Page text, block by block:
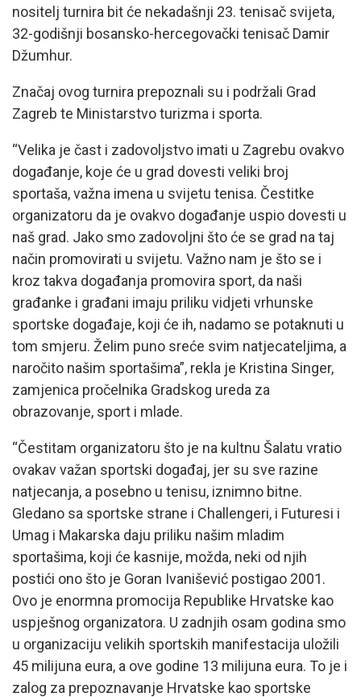
nositelj turnira bit će nekadašnji 23. tenisač svijeta,
32-godišnji bosansko-hercegovački tenisač Damir
Džumhur.
Značaj ovog turnira prepoznali su i podržali Grad
Zagreb te Ministarstvo turizma i sporta.
“Velika je čast i zadovoljstvo imati u Zagrebu ovakvo
događanje, koje će u grad dovesti veliki broj
sportaša, važna imena u svijetu tenisa. Čestitke
organizatoru da je ovakvo događanje uspio dovesti u
naš grad. Jako smo zadovoljni što će se grad na taj
način promovirati u svijetu. Važno nam je što se i
kroz takva događanja promovira sport, da naši
građanke i građani imaju priliku vidjeti vrhunske
sportske događaje, koji će ih, nadamo se potaknuti u
tom smjeru. Želim puno sreće svim natjecateljima, a
naročito našim sportašima”, rekla je Kristina Singer,
zamjenica pročelnika Gradskog ureda za
obrazovanje, sport i mlade.
“Čestitam organizatoru što je na kultnu Šalatu vratio
ovakav važan sportski događaj, jer su sve razine
natjecanja, a posebno u tenisu, iznimno bitne.
Gledano sa sportske strane i Challengeri, i Futuresi i
Umag i Makarska daju priliku našim mladim
sportašima, koji će kasnije, možda, neki od njih
postići ono što je Goran Ivanišević postigao 2001.
Ovo je enormna promocija Republike Hrvatske kao
uspješnog organizatora. U zadnjih osam godina smo
u organizaciju velikih sportskih manifestacija uložili
45 milijuna eura, a ove godine 13 milijuna eura. To je i
zalog za prepoznavanje Hrvatske kao sportske